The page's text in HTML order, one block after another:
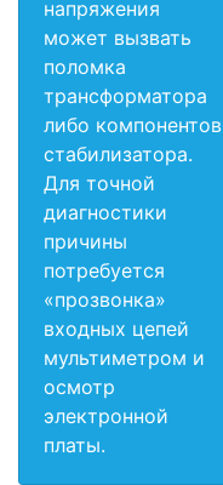
напряжения
может вызвать
поломка
трансформатора
либо компонентов
стабилизатора.
Для точной
диагностики
причины
потребуется
«прозвонка»
входных цепей
мультиметром и
осмотр
электронной
платы.